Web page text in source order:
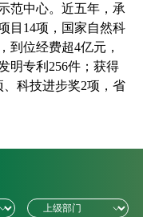
范中心。近五年，承
目 14项，国家自然科
到位经费超4亿元，
明专利 256件；获得
、科技进步奖2项，省